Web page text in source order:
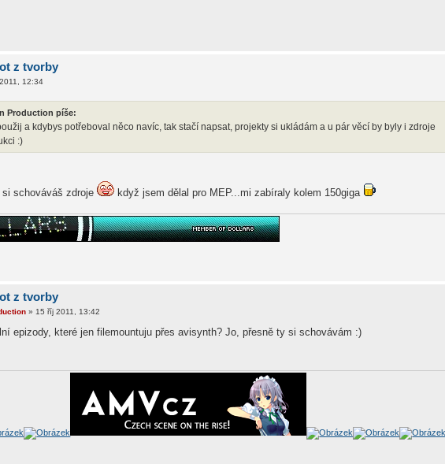
z tvorby
12:34
Production píše:
a kdybys potřeboval něco navíc, tak stačí napsat, projekty si ukládám a u pár věcí by byly i zdroje
:)
schováváš zdroje když jsem dělal pro MEP...mi zabíraly kolem 150giga
z tvorby
» 15 říj 2011, 13:42
epizody, které jen filemountuju přes avisynth? Jo, přesně ty si schovávám :)